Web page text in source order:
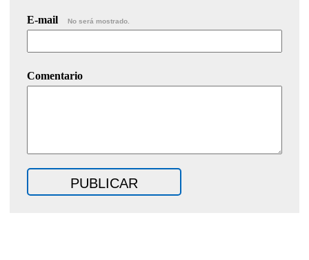
E-mail No será mostrado.
Comentario